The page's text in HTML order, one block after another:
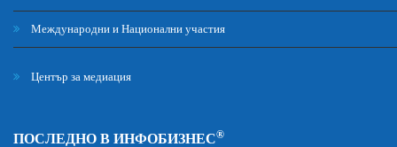
Международни и Национални участия
Център за медиация
ПОСЛЕДНО В ИНФОБИЗНЕС®